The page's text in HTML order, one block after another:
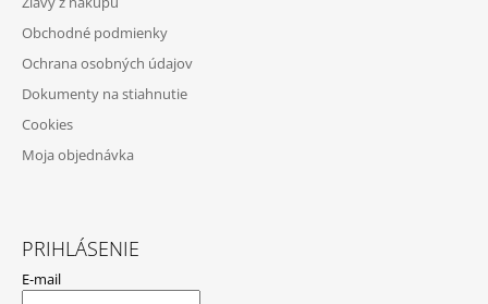
Obchodné podmienky
Ochrana osobných údajov
Dokumenty na stiahnutie
Cookies
Moja objednávka
PRIHLÁSENIE
E-mail